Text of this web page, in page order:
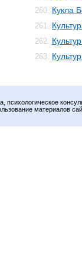
260. Кукла
261.
262.
263.
материалов